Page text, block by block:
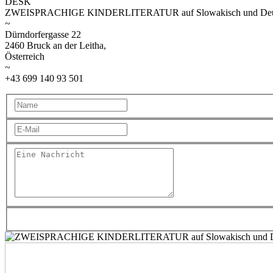
ZWEISPRACHIGE KINDERLITERATUR auf Slowakisch und
~
Dürndorfergasse 22
2460 Bruck an der Leitha,
Österreich
~
+43 699 140 93 501